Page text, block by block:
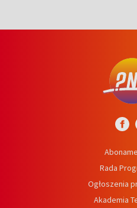
Rada
Ogłoszenia
Akademia